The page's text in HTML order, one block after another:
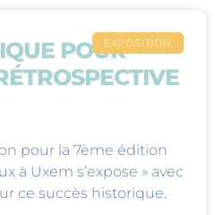
EXPOSITION
POUR
pour la 7ème édition
à Uxem s’expose » avec
ce succès historique.